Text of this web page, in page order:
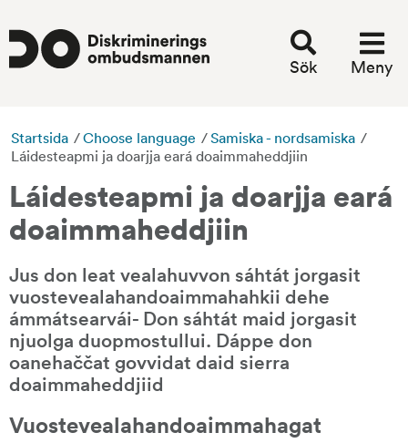
Sök Meny
Startsida /Choose language /Samiska - nordsamiska /
Láidesteapmi ja doarjja eará doaimmaheddjiin
Láidesteapmi ja doarjja eará
doaimmaheddjiin
Jus don leat vealahuvvon sáhtát jorgasit
vuostevealahandoaimmahahkii dehe
ámmátsearvái- Don sáhtát maid jorgasit
njuolga duopmostullui. Dáppe don
oanehaččat govvidat daid sierra
doaimmaheddjiid
Vuostevealahandoaimmahagat